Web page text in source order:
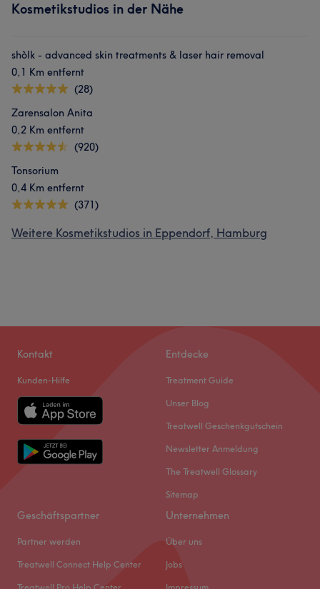
Kosmetikstudios in der Nähe
shòlk - advanced skin treatments & laser hair removal
0,1 Km entfernt
(28)
Zarensalon Anita
0,2 Km entfernt
(920)
Tonsorium
0,4 Km entfernt
(371)
Weitere Kosmetikstudios in Eppendorf, Hamburg
Kontakt
Kunden-Hilfe
Entdecke
Treatment Guide
Unser Blog
Treatwell Geschenkgutschein
Newsletter Anmeldung
The Treatwell Glossary
Sitemap
Geschäftspartner
Partner werden
Treatwell Connect Help Center
Unternehmen
Über uns
Jobs